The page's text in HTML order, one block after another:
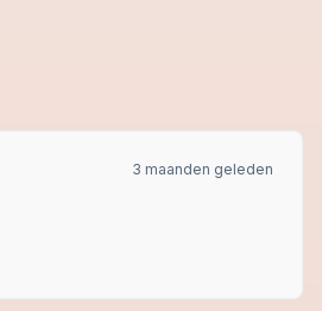
3 maanden geleden